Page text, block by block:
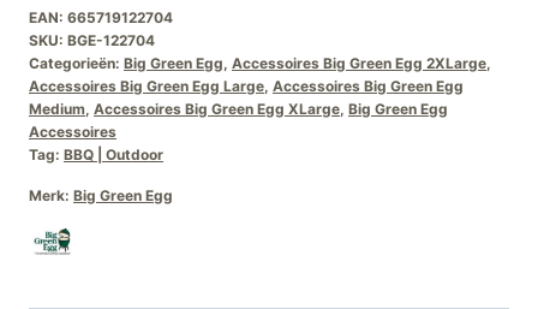
EAN: 665719122704
SKU: BGE-122704
Categorieën: Big Green Egg, Accessoires Big Green Egg 2XLarge,
Accessoires Big Green Egg Large, Accessoires Big Green Egg
Medium, Accessoires Big Green Egg XLarge, Big Green Egg
Accessoires
Tag: BBQ | Outdoor
Merk: Big Green Egg